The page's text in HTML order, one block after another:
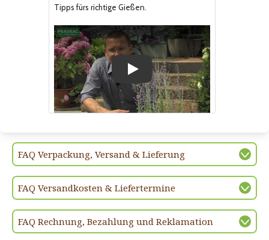
Tipps fürs richtige Gießen.
Play
FAQ Verpackung, Versand & Lieferung
FAQ Versandkosten & Liefertermine
FAQ Rechnung, Bezahlung und Reklamation